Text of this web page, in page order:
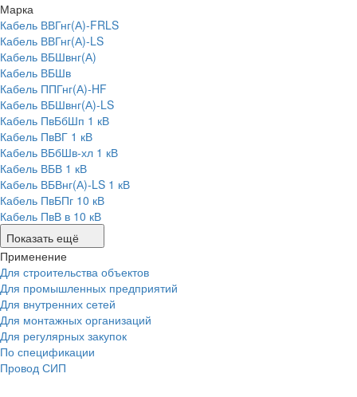
Марка
Кабель ВВГнг(А)-FRLS
Кабель ВВГнг(А)-LS
Кабель ВБШвнг(А)
Кабель ВБШв
Кабель ППГнг(А)-HF
Кабель ВБШвнг(А)-LS
Кабель ПвБбШп 1 кВ
Кабель ПвВГ 1 кВ
Кабель ВБбШв-хл 1 кВ
Кабель ВБВ 1 кВ
Кабель ВБВнг(А)-LS 1 кВ
Кабель ПвБПг 10 кВ
Кабель ПвВ в 10 кВ
Показать ещё
Применение
Для строительства объектов
Для промышленных предприятий
Для внутренних сетей
Для монтажных организаций
Для регулярных закупок
По спецификации
Провод СИП